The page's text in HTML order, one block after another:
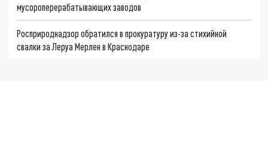
мусороперерабатывающих заводов
Росприроднадзор обратился в прокуратуру из-за стихийной
свалки за Леруа Мерлен в Краснодаре